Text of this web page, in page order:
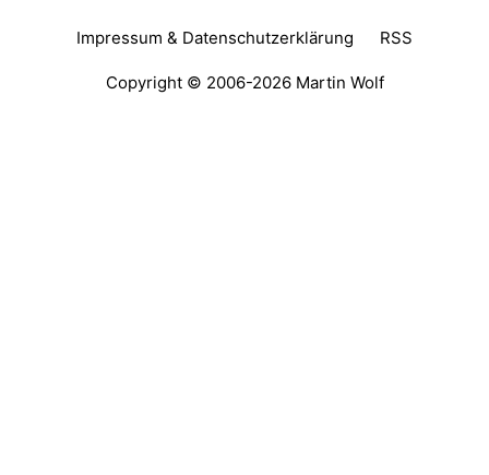
Impressum & Datenschutzerklärung RSS
Copyright © 2006-2026 Martin Wolf